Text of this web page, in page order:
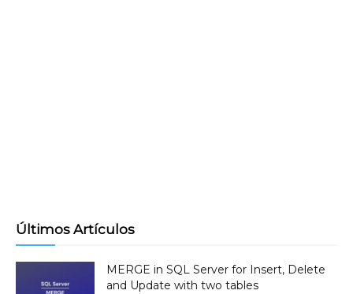
Últimos Artículos
MERGE in SQL Server for Insert, Delete
and Update with two tables